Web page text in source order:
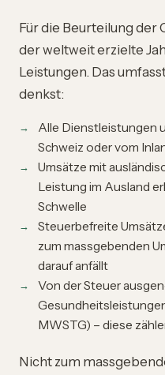
Für die Beurteilung der
der weltweit erzielte
Leistungen. Das
denkst:
Alle Dienstleistungen
Schweiz oder vom
Umsätze mit
Leistung im Ausland
Schwelle
Steuerbefreite
zum massgebenden
darauf anfällt
Von der Steuer
MWSTG) – diese
Nicht zum